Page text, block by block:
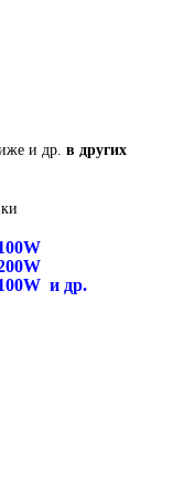
и др. в других
и др.